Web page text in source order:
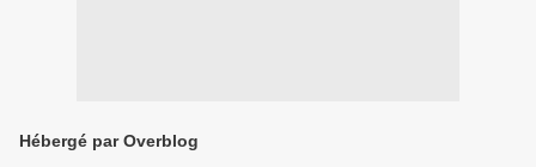
Hébergé par Overblog